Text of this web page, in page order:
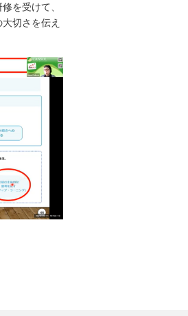
を受けて、
切さを伝え